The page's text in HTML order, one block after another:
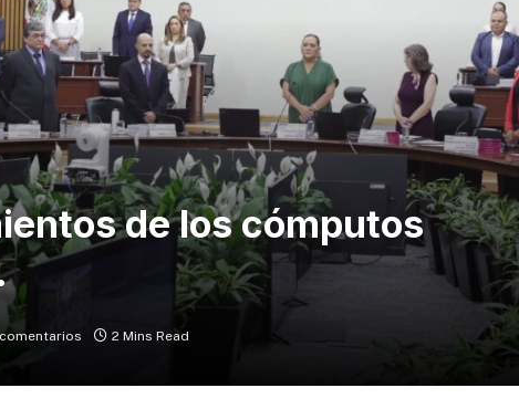
de los cómputos
2 Mins Read